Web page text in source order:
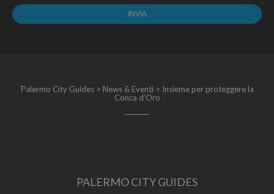
Palermo City Guides> News & Eventi> Insieme per proteggere la
Conca d’Oro
PALERMO CITY GUIDES